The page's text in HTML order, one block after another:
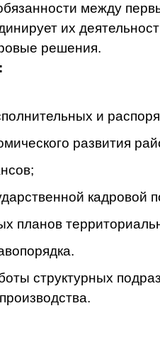
между
их
решения.
и
развития
кадровой
планов
структурных